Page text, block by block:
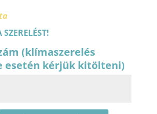
SZERELÉST!
(klímaszerelés
esetén kérjük kitölteni)